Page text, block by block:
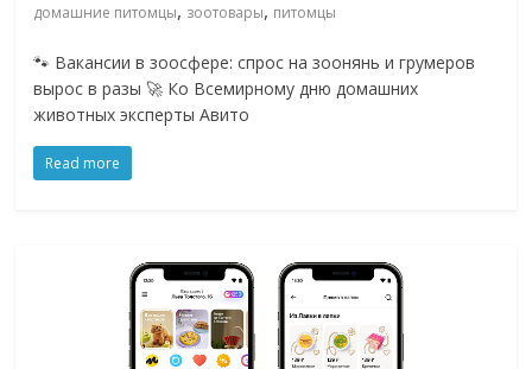
домашние питомцы, зоотовары, питомцы
🐾 Вакансии в зоосфере: спрос на зоонянь и грумеров
вырос в разы 🚀 Ко Всемирному дню домашних
животных эксперты Авито
Read more